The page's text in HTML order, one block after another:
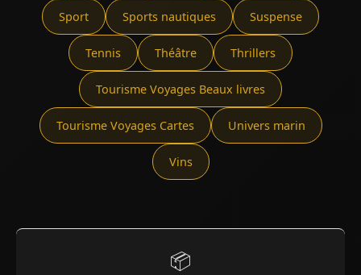
Sport Sports nautiques Suspense
Tennis Théâtre Thrillers
Tourisme Voyages Beaux livres
Tourisme Voyages Cartes Univers marin
Vins
📦